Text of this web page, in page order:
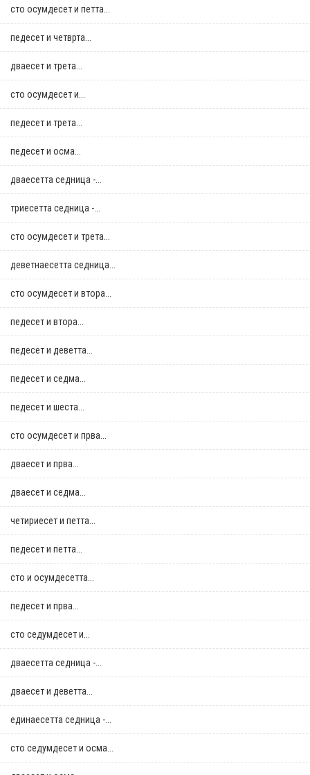
сто осумдесет и петта...
педесет и четврта...
дваесет и трета...
сто осумдесет и...
педесет и трета...
педесет и осма...
дваесетта седница -...
триесетта седница -...
сто осумдесет и трета...
деветнаесетта седница...
сто осумдесет и втора...
педесет и втора...
педесет и деветта...
педесет и седма...
педесет и шеста...
сто осумдесет и прва...
дваесет и прва...
дваесет и седма...
четириесет и петта...
педесет и петта...
сто и осумдесетта...
педесет и прва...
сто седумдесет и...
дваесетта седница -...
дваесет и деветта...
единаесетта седница -...
сто седумдесет и осма...